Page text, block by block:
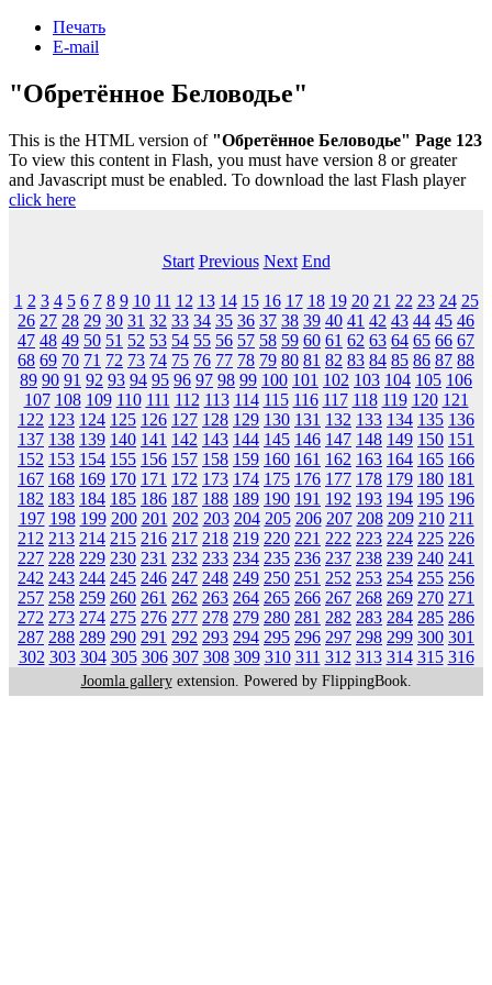
Печать
E-mail
"Обретённое Беловодье"
This is the HTML version of "Обретённое Беловодье" Page 123
To view this content in Flash, you must have version 8 or greater
and Javascript must be enabled. To download the last Flash player
click here
Start Previous Next End
1 2 3 4 5 6 7 8 9 10 11 12 13 14 15 16 17 18 19 20 21 22 23 24 25
26 27 28 29 30 31 32 33 34 35 36 37 38 39 40 41 42 43 44 45 46
47 48 49 50 51 52 53 54 55 56 57 58 59 60 61 62 63 64 65 66 67
68 69 70 71 72 73 74 75 76 77 78 79 80 81 82 83 84 85 86 87 88
89 90 91 92 93 94 95 96 97 98 99 100 101 102 103 104 105 106
107 108 109 110 111 112 113 114 115 116 117 118 119 120 121
122 123 124 125 126 127 128 129 130 131 132 133 134 135 136
137 138 139 140 141 142 143 144 145 146 147 148 149 150 151
152 153 154 155 156 157 158 159 160 161 162 163 164 165 166
167 168 169 170 171 172 173 174 175 176 177 178 179 180 181
182 183 184 185 186 187 188 189 190 191 192 193 194 195 196
197 198 199 200 201 202 203 204 205 206 207 208 209 210 211
212 213 214 215 216 217 218 219 220 221 222 223 224 225 226
227 228 229 230 231 232 233 234 235 236 237 238 239 240 241
242 243 244 245 246 247 248 249 250 251 252 253 254 255 256
257 258 259 260 261 262 263 264 265 266 267 268 269 270 271
272 273 274 275 276 277 278 279 280 281 282 283 284 285 286
287 288 289 290 291 292 293 294 295 296 297 298 299 300 301
302 303 304 305 306 307 308 309 310 311 312 313 314 315 316
Joomla galleryextension. Powered by FlippingBook.